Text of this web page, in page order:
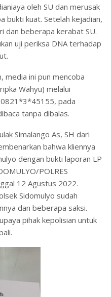
oleh SU dan merusak
bukti kuat. Setelah kejadian,
dan beberapa kerabat SU.
uji periksa DNA terhadap
media ini pun mencoba
Wahyu) melalui
0821*3*45155, pada
tanpa dibalas.
Simalango As, SH dari
bahwa kliennya
dengan bukti laporan LP
POLRES
12 Agustus 2022.
Sidomulyo sudah
dan beberapa saksi.
pihak kepolisian untuk